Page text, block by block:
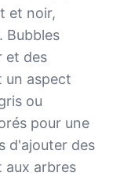
et noir,
Bubbles
et des
un aspect
ou
pour une
d'ajouter des
aux arbres